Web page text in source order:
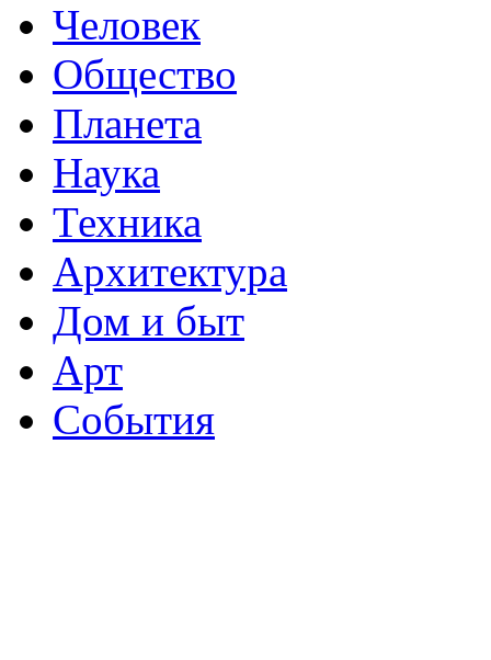
Человек
Общество
Планета
Наука
Техника
Архитектура
Дом и быт
Арт
События